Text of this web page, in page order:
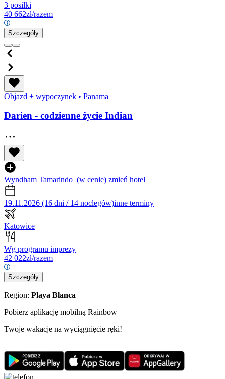
3 posiłki
40 662zł/razem
Szczegóły
Objazd + wypoczynek • Panama
Darien - codzienne życie Indian
Wyndham Tamarindo (w cenie) zmień hotel
19.11.2026 (16 dni / 14 noclegów)inne terminy
Katowice
Wg programu imprezy
42 022zł/razem
Szczegóły
Region: Playa Blanca
Pobierz aplikację mobilną Rainbow
Twoje wakacje na wyciągnięcie ręki!